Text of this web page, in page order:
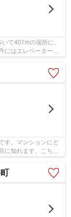
て407mの場所に、
にはエレベーターが
す。マンションにど
に知れます。こちら